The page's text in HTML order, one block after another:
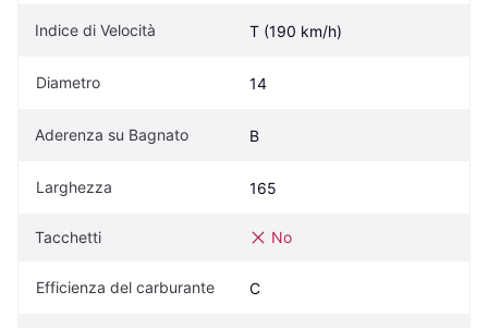
Indice di Velocità T (190 km/h)
Diametro 14
Aderenza su Bagnato B
Larghezza 165
Tacchetti No
Efficienza del carburante C